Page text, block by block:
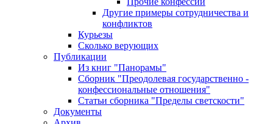
Другие примеры сотрудничества и
конфликтов
Курьезы
Сколько верующих
Публикации
Из книг "Панорамы"
Сборник "Преодолевая государственно -
конфессиональные отношения"
Статьи сборника "Пределы светскости"
Документы